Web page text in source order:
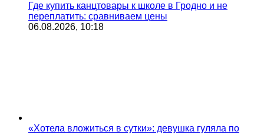
Где купить канцтовары к школе в Гродно и не
переплатить: сравниваем цены
06.08.2026, 10:18
«Хотела вложиться в сутки»: девушка гуляла по